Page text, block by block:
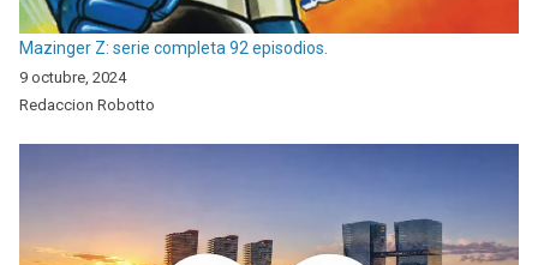
Mazinger Z: serie completa 92 episodios.
9 octubre, 2024
Redaccion Robotto